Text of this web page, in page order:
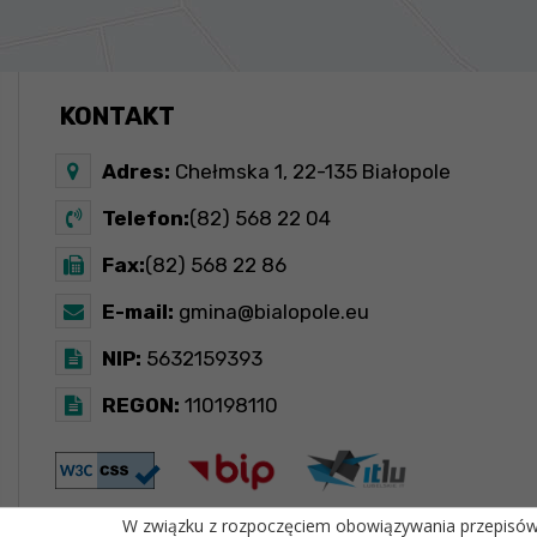
KONTAKT
Adres: Chełmska 1, 22-135 Białopole
Telefon:(82) 568 22 04
Fax:(82) 568 22 86
E-mail: gmina@bialopole.eu
NIP: 5632159393
REGON: 110198110
W związku z rozpoczęciem obowiązywania